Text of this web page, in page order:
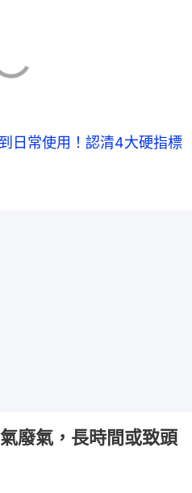
日常使用！認清4大硬指標
廢氣，長時間或致頭